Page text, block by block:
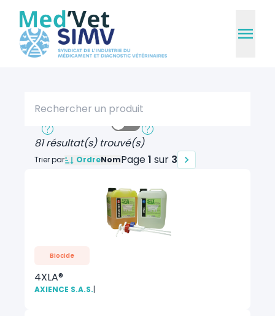
Recherche rapide
81 résultat(s) trouvé(s)
Trier par OrdreNomPage1 sur 3
Biocide
4XLA®
AXIENCE S.A.S.|